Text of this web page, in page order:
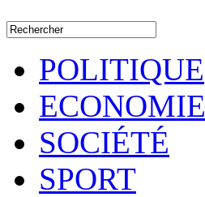
POLITIQUE
ECONOMIE
SOCIÉTÉ
SPORT